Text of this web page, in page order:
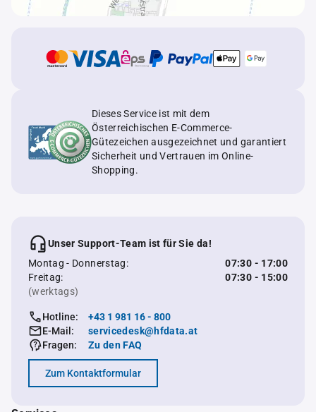
Dieses Service ist mit dem
Österreichischen E-Commerce-
Gütezeichen ausgezeichnet und garantiert
Sicherheit und Vertrauen im Online-
Shopping.
Unser Support-Team ist für Sie da!
Montag - Donnerstag:
07:30 - 17:00
Freitag:
07:30 - 15:00
(werktags)
Hotline:
+43 1 981 16 - 800
E-Mail:
servicedesk@hfdata.at
Fragen:
Zu den FAQ
Zum Kontaktformular